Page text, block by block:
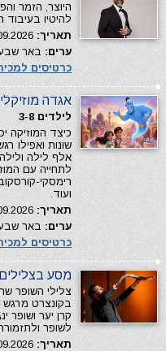
היוצר, הזמר
להיטיו בעיבוד
תאריך:
ערים: באר
כרטיסים
אגדה
לילדים 3-8
כיצד המוזיקה
שונות ואפילו
אלף לילה
לתחייה עם
רימסקי-
ועוד.
תאריך:
ערים: באר
כרטיסים
מסע
צלילי השופר
בקונצרט מרגש
קרן יער ושופר
לשופר
תאריך: